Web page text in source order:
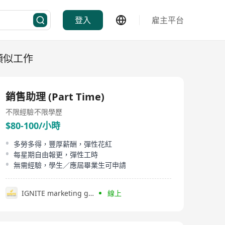
登入 雇主平台
似工作
銷售助理 (Part Time)
不限經驗不限學歷
$80-100/小時
多勞多得，豐厚薪酬，彈性花紅
每星期自由報更，彈性工時
無需經驗，學生／應屆畢業生可申請
IGNITE marketing group 線上